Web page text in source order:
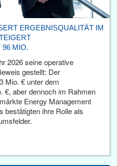
ERGEBNISQUALITÄT IM
96 MIO.
2026 seine operative
gestellt: Der
Mio. € unter dem
€, aber dennoch im Rahmen
Energy Management
bestätigten ihre Rolle als